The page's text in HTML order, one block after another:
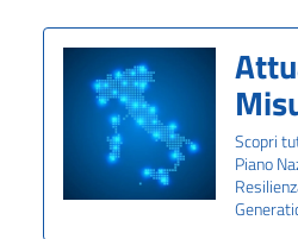
Scopri
Piano